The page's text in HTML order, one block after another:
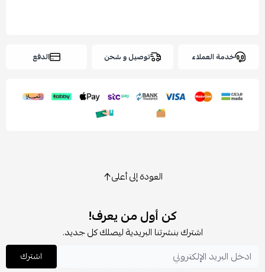
خدمة العملاء توصيل و شحن الدفع
العودة إلى أعلى
كن أول من يعرف!
اشترك بنشرتنا البريدية ليصلك كل جديد.
اشترك